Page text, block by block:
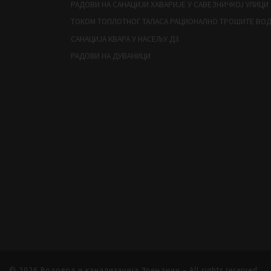
РАДОВИ НА САНАЦИЈИ ХАВАРИЈЕ У САВЕЗНИЧКОЈ УЛИЦИ
ТОКОМ ТОПЛОТНОГ ТАЛАСА РАЦИОНАЛНО ТРОШИТЕ
САНАЦИЈА КВАРА У НАСЕЉУ Д3
РАДОВИ НА ДУВАНИЦИ